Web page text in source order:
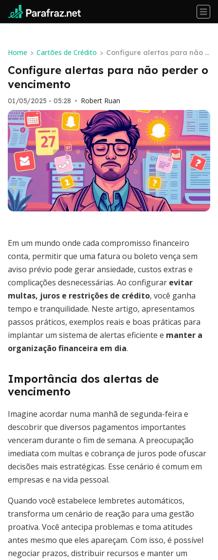
Home > Cartões de Crédito > Configure alertas para não p
erder o vencimento
Configure alertas para não perder o
vencimento
01/05/2025 - 05:28 • Robert Ruan
Em um mundo onde cada compromisso financeiro
conta, permitir que uma fatura ou boleto vença sem
aviso prévio pode gerar ansiedade, custos extras e
complicações desnecessárias. Ao configurar evitar
multas, juros e restrições de crédito, você ganha
tempo e tranquilidade. Neste artigo, apresentamos
passos práticos, exemplos reais e boas práticas para
implantar um sistema de alertas eficiente e manter a
organização financeira em dia.
Importância dos alertas de
vencimento
Imagine acordar numa manhã de segunda-feira e
descobrir que diversos pagamentos importantes
venceram durante o fim de semana. A preocupação
imediata com multas e cobrança de juros pode ofuscar
decisões mais estratégicas. Esse cenário é comum em
empresas e na vida pessoal.
Quando você estabelece lembretes automáticos,
transforma um cenário de reação para uma gestão
proativa. Você antecipa problemas e toma atitudes
antes mesmo que eles apareçam. Com isso, é possível
negociar prazos, distribuir recursos e manter um